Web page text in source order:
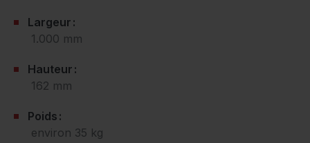
Largeur :
1.000 mm
Hauteur :
162 mm
Poids :
environ 35 kg